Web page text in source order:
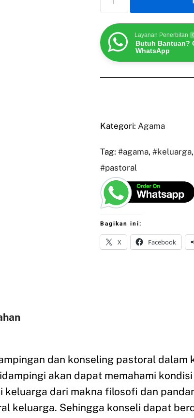
Layanan Penerbitan
Butuh Bantuan?
WhatsApp
Kategori: Agama
Tag: #agama, #keluarga,
#pastoral
Bagikan ini:
X Facebook
dan konseling pastoral dalam
akan dapat memahami
keluarga dari makna filosofi dan
keluarga. Sehingga konseli dapat